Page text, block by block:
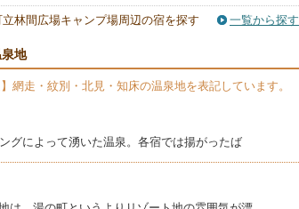
林間広場キャンプ場周辺の宿を探す 一覧から探す
地
網走・紋別・北見・知床の温泉地を表記しています。
グによって湧いた温泉。各宿では揚がったば